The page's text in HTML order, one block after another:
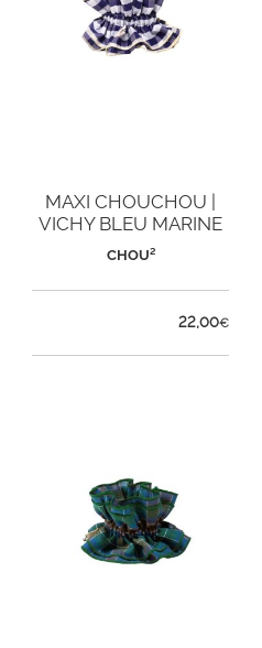
MAXI CHOUCHOU |
VICHY BLEU MARINE
CHOU²
22,00€